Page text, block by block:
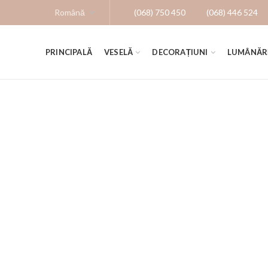
(068) 750 450 (068) 446 524
PRINCIPALĂ VESELĂ DECORAȚIUNI